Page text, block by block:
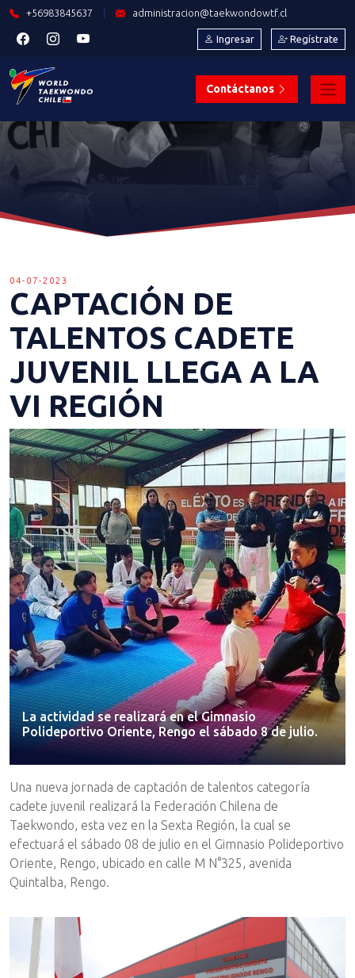
04-07-2023
CAPTACIÓN DE
TALENTOS CADETE
JUVENIL LLEGA A LA
VI REGIÓN
La actividad se realizará en el Gimnasio
Polideportivo Oriente, Rengo el sábado 8 de julio.
Una nueva jornada de captación de talentos categoría
cadete juvenil realizará la Federación Chilena de
Taekwondo, esta vez en la Sexta Región, la cual se
efectuará el sábado 08 de julio en el Gimnasio Polideportivo
Oriente, Rengo, ubicado en calle M N°325, avenida
Quintalba, Rengo.
+56983845637 administracion@taekwondowtf.cl
Ingresar Regístrate
Contáctanos